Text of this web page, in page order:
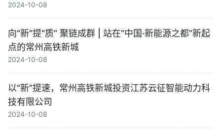
2024-10-08
向“新”提“质” 聚链成群 | 站在“中国·新能源之都”新起
点的常州高铁新城
2024-10-08
以“新”提速，常州高铁新城投资江苏云征智能动力科
技有限公司
2024-10-08